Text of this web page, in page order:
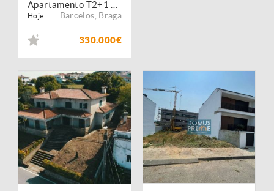
Hoje... Barcelos Braga
330.000€